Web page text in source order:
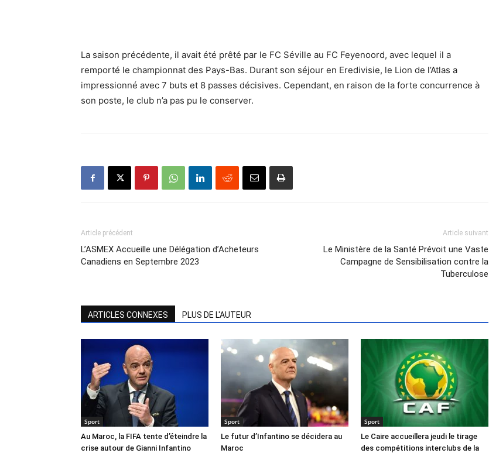
La saison précédente, il avait été prêté par le FC Séville au FC Feyenoord, avec lequel il a
remporté le championnat des Pays-Bas. Durant son séjour en Eredivisie, le Lion de l’Atlas a
impressionné avec 7 buts et 8 passes décisives. Cependant, en raison de la forte concurrence à
son poste, le club n’a pas pu le conserver.
Article précédent
L’ASMEX Accueille une Délégation d’Acheteurs
Canadiens en Septembre 2023
Article suivant
Le Ministère de la Santé Prévoit une Vaste
Campagne de Sensibilisation contre la
Tuberculose
ARTICLES CONNEXES PLUS DE L'AUTEUR
Sport
Au Maroc, la FIFA tente d’éteindre la
crise autour de Gianni Infantino
Sport
Le futur d’Infantino se décidera au
Maroc
Sport
Le Caire accueillera jeudi le tirage
des compétitions interclubs de la